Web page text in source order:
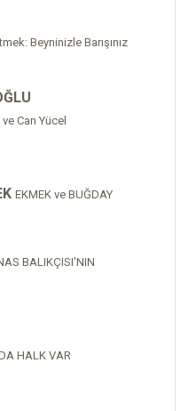
Beyninizle Barışınız
Can Yücel
EKMEK ve BUĞDAY
BALIKÇISI'NIN
HALK VAR